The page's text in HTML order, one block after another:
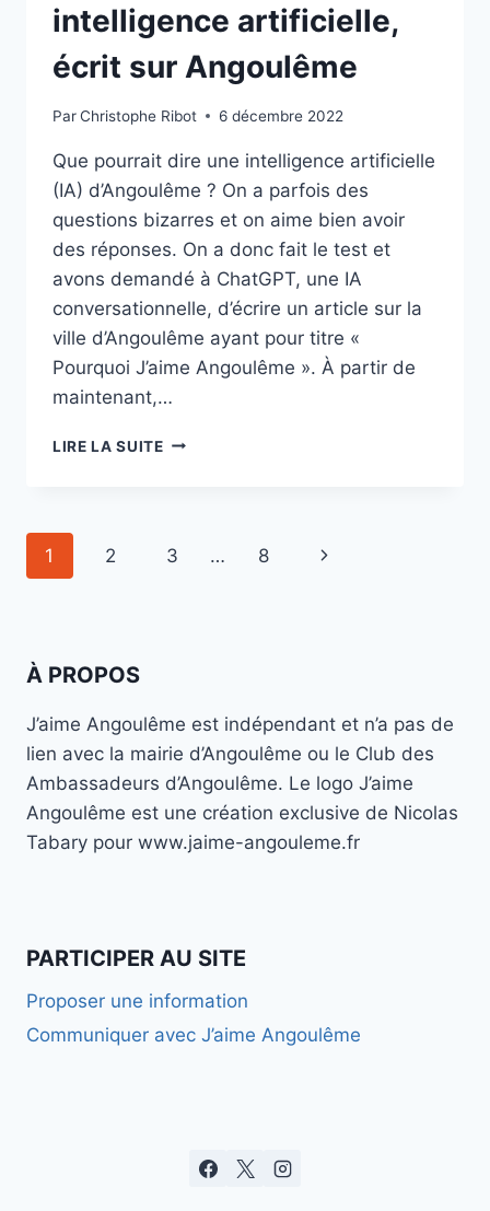
intelligence artificielle,
écrit sur Angoulême
ParChristophe Ribot 6 décembre 2022
Que pourrait dire une intelligence artificielle
(IA) d’Angoulême ? On a parfois des
questions bizarres et on aime bien avoir
des réponses. On a donc fait le test et
avons demandé à ChatGPT, une IA
conversationnelle, d’écrire un article sur la
ville d’Angoulême ayant pour titre «
Pourquoi J’aime Angoulême ». À partir de
maintenant,…
LIRE LA SUITEPOURQUOI
CHATGPT,
Navigation
1 2 3 … 8
Page
À PROPOS
J’aime Angoulême est indépendant et n’a pas de
lien avec la mairie d’Angoulême ou le Club des
Ambassadeurs d’Angoulême. Le logo J’aime
Angoulême est une création exclusive de Nicolas
Tabary pour www.jaime-angouleme.fr
PARTICIPER AU SITE
Proposer une information
Communiquer avec J’aime Angoulême